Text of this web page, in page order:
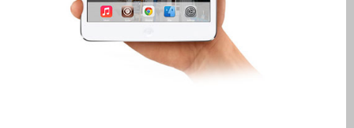
Dunkler Bildschirm bei
MacBook, Pro, Air und Neo
Reparatur von Apple
MacBook-Displays mit